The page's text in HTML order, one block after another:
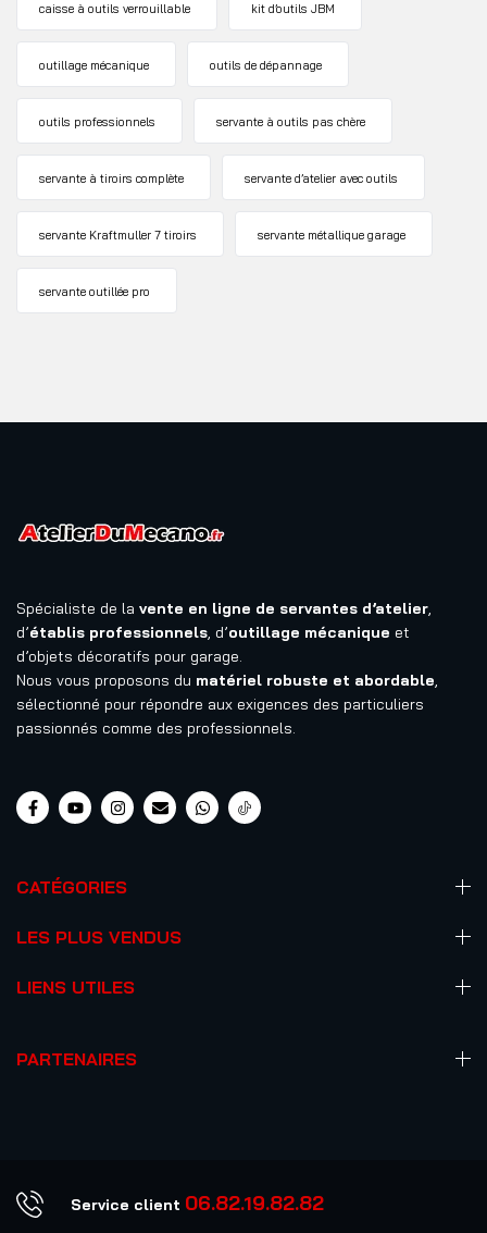
caisse à outils verrouillable kit d’outils JBM
outillage mécanique outils de dépannage
outils professionnels servante à outils pas chère
servante à tiroirs complète servante d’atelier avec outils
servante Kraftmuller 7 tiroirs servante métallique garage
servante outillée pro
Spécialiste de la vente en ligne de servantes d’atelier,
d’établis professionnels, d’outillage mécanique et
d’objets décoratifs pour garage.
Nous vous proposons du matériel robuste et abordable,
sélectionné pour répondre aux exigences des particuliers
passionnés comme des professionnels.
CATÉGORIES
LES PLUS VENDUS
LIENS UTILES
PARTENAIRES
Service client 06.82.19.82.82